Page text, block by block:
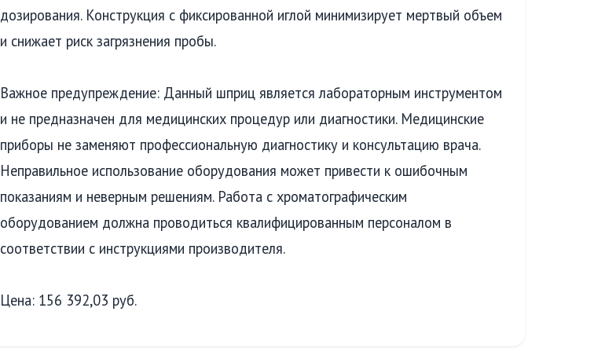
дозирования. Конструкция с фиксированной иглой минимизирует мертвый объем
и снижает риск загрязнения пробы.
Важное предупреждение: Данный шприц является лабораторным инструментом
и не предназначен для медицинских процедур или диагностики. Медицинские
приборы не заменяют профессиональную диагностику и консультацию врача.
Неправильное использование оборудования может привести к ошибочным
показаниям и неверным решениям. Работа с хроматографическим
оборудованием должна проводиться квалифицированным персоналом в
соответствии с инструкциями производителя.
Цена: 156 392,03 руб.